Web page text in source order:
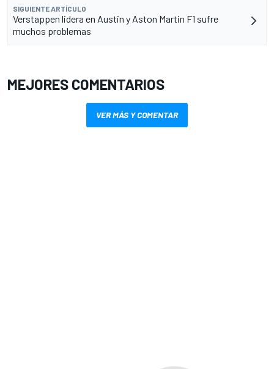
SIGUIENTE ARTÍCULO
Verstappen lidera en Austin y Aston Martin F1 sufre
muchos problemas
MEJORES COMENTARIOS
VER MÁS Y COMENTAR